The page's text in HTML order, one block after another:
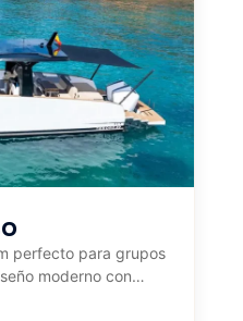
perfecto para grupos
moderno con
ideal para disfrutar